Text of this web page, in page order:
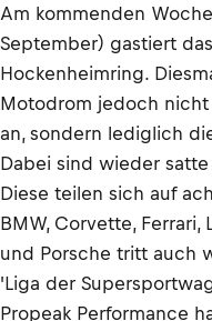
Am kommenden
September) gastiert
Hockenheimring.
Motodrom jedoch nicht
an, sondern lediglich
Dabei sind wieder
Diese teilen sich auf
BMW, Corvette,
und Porsche tritt auch
'Liga der
Propeak Performance